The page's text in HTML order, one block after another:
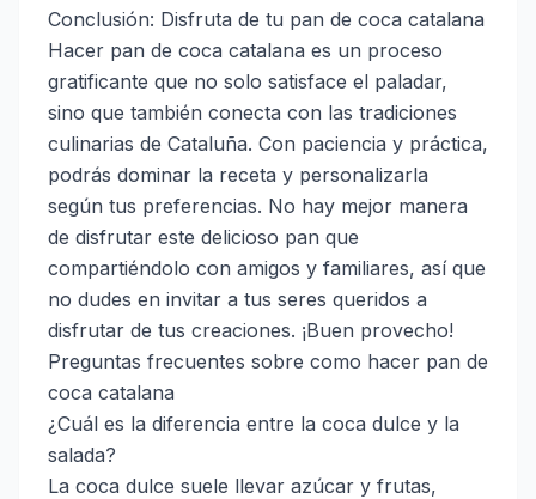
Conclusión: Disfruta de tu pan de coca catalana
Hacer pan de coca catalana es un proceso
gratificante que no solo satisface el paladar,
sino que también conecta con las tradiciones
culinarias de Cataluña. Con paciencia y práctica,
podrás dominar la receta y personalizarla
según tus preferencias. No hay mejor manera
de disfrutar este delicioso pan que
compartiéndolo con amigos y familiares, así que
no dudes en invitar a tus seres queridos a
disfrutar de tus creaciones. ¡Buen provecho!
Preguntas frecuentes sobre como hacer pan de
coca catalana
¿Cuál es la diferencia entre la coca dulce y la
salada?
La coca dulce suele llevar azúcar y frutas,